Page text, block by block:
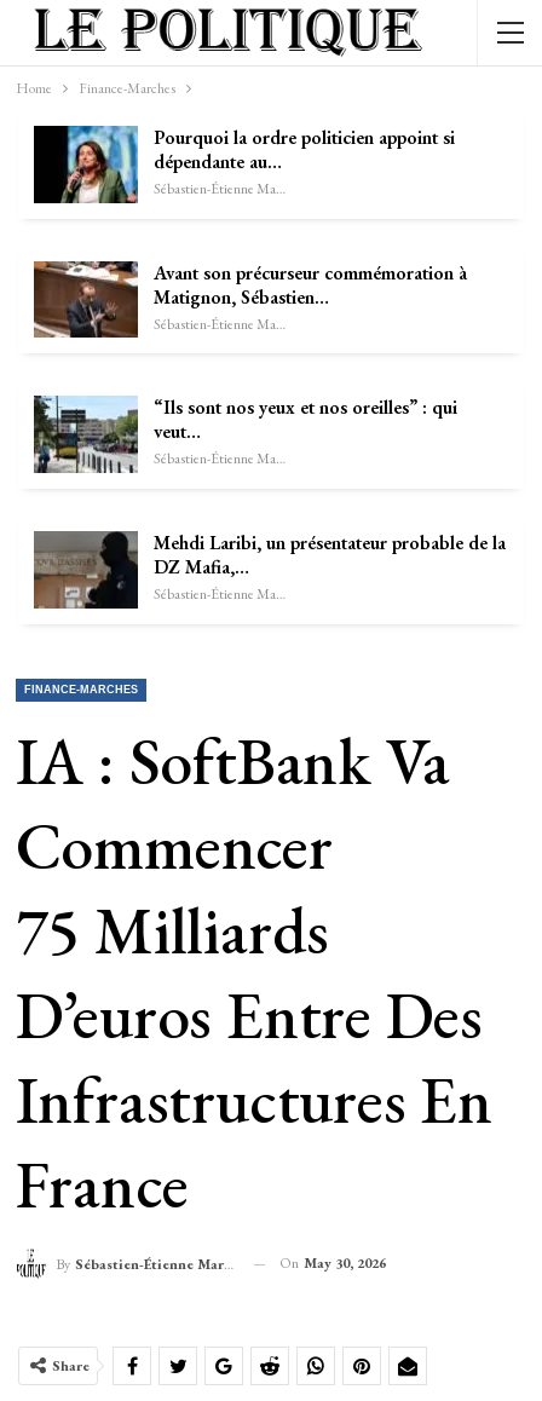
Home Finance-Marches
Pourquoi la ordre politicien appoint si
dépendante au…
Sébastien-Étienne Marechal
Avant son précurseur commémoration à
Matignon, Sébastien…
Sébastien-Étienne Marechal
“Ils sont nos yeux et nos oreilles” : qui
veut…
Sébastien-Étienne Marechal
Mehdi Laribi, un présentateur probable de la
DZ Mafia,…
Sébastien-Étienne Marechal
FINANCE-MARCHES
IA : SoftBank Va
Commencer
75 Milliards
D’euros Entre Des
Infrastructures En
France
By Sébastien-Étienne Marechal On May 30, 2026
Share